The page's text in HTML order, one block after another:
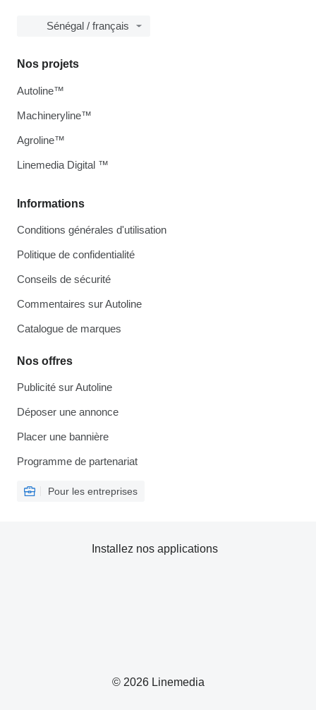
Sénégal / français
Informations
Conditions générales d'utilisation
Politique de confidentialité
Conseils de sécurité
Commentaires sur Autoline
Catalogue de marques
Nos offres
Publicité sur Autoline
Déposer une annonce
Placer une bannière
Programme de partenariat
Pour les entreprises
Nos projets
Autoline™
Machineryline™
Agroline™
Linemedia Digital ™
© 2026 Linemedia
Installez nos applications